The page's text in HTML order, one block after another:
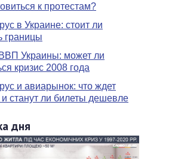
к протестам?
в Украине: стоит ли
границы
Украины: может ли
кризис 2008 года
и авиарынок: что ждет
станут ли билеты дешевле
дня